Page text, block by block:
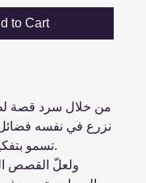
to Cart
نزرع في نفسه
تسمو بتفكيره وتنمّي عقله.
ولعلّ القصص